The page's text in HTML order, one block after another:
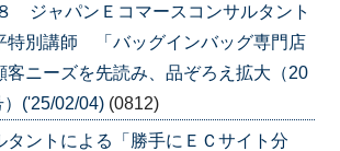
ジャパンＥコマースコンサルタント
別講師 「バッグインバッグ専門店
ニーズを先読み、品ぞろえ拡大（20
('25/02/04) (0812)
タントによる「勝手にＥＣサイト分